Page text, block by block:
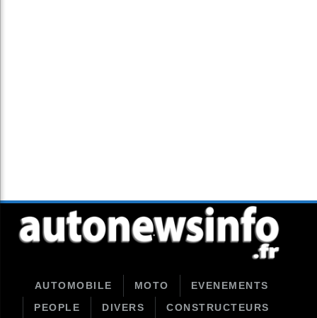
AUTOMOBILE MOTO
EVENEMENTS
PEOPLE
DIVERS CONSTRUCTEURS